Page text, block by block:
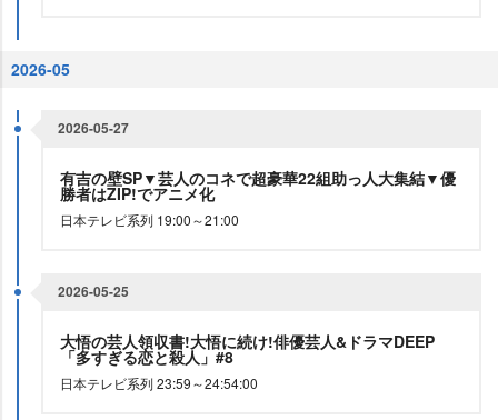
2026-05
2026-05-27
有吉の壁SP▼芸人のコネで超豪華22組助っ人大集結▼優
勝者はZIP!でアニメ化
日本テレビ系列 19:00～21:00
2026-05-25
大悟の芸人領収書!大悟に続け!俳優芸人&ドラマDEEP
「多すぎる恋と殺人」#8
日本テレビ系列 23:59～24:54:00